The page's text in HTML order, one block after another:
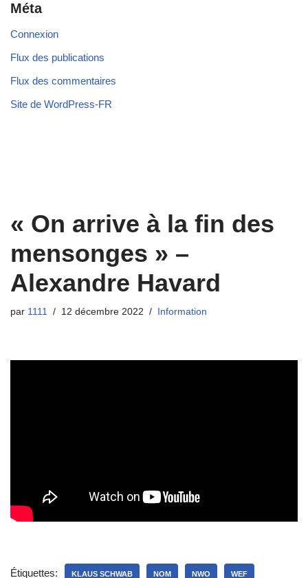
Méta
Connexion
Flux des publications
Flux des commentaires
Site de WordPress-FR
« On arrive à la fin des
mensonges » –
Alexandre Havard
par 1111 12 décembre 2022 Information
Étiquettes: KLAUS SCHWAB NOM NWO WEF